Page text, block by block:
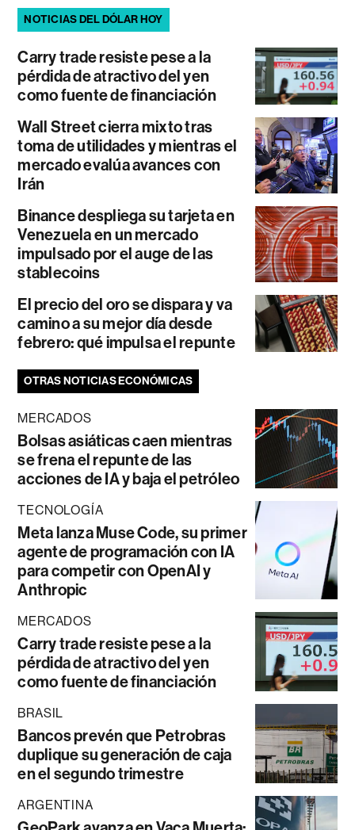
NOTICIAS DEL DÓLAR HOY
Carry trade resiste pese a la
pérdida de atractivo del yen
como fuente de financiación
Wall Street cierra mixto tras
toma de utilidades y mientras el
mercado evalúa avances con
Irán
Binance despliega su tarjeta en
Venezuela en un mercado
impulsado por el auge de las
stablecoins
El precio del oro se dispara y va
camino a su mejor día desde
febrero: qué impulsa el repunte
OTRAS NOTICIAS ECONÓMICAS
MERCADOS
Bolsas asiáticas caen mientras
se frena el repunte de las
acciones de IA y baja el petróleo
TECNOLOGÍA
Meta lanza Muse Code, su primer
agente de programación con IA
para competir con OpenAI y
Anthropic
MERCADOS
Carry trade resiste pese a la
pérdida de atractivo del yen
como fuente de financiación
BRASIL
Bancos prevén que Petrobras
duplique su generación de caja
en el segundo trimestre
ARGENTINA